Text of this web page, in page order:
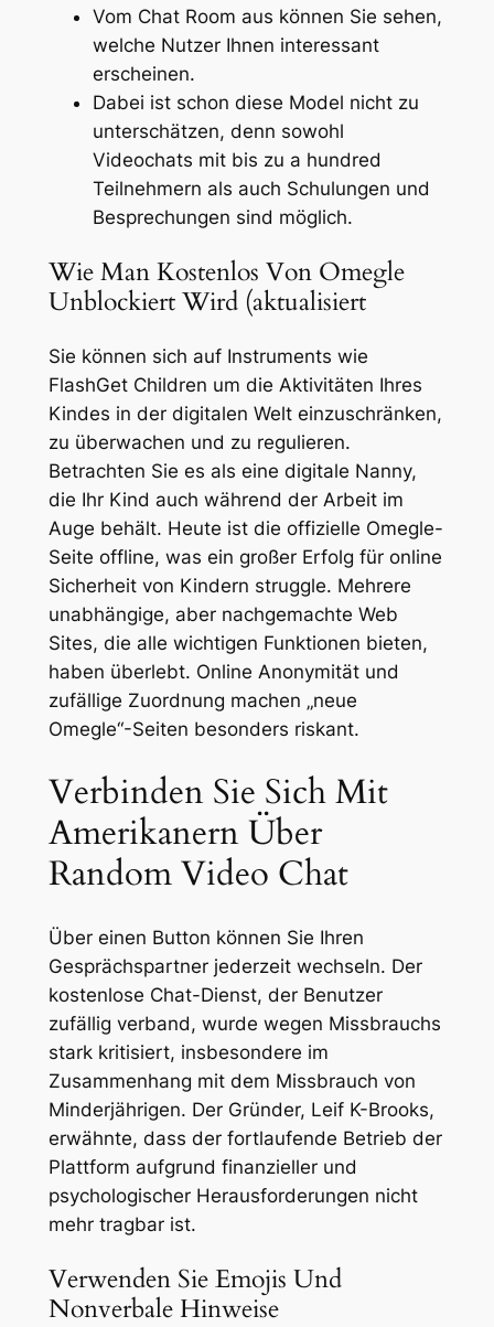
Vom Chat Room aus können Sie sehen,
welche Nutzer Ihnen interessant
erscheinen.
Dabei ist schon diese Model nicht zu
unterschätzen, denn sowohl
Videochats mit bis zu a hundred
Teilnehmern als auch Schulungen und
Besprechungen sind möglich.
Wie Man Kostenlos Von Omegle
Unblockiert Wird (aktualisiert
Sie können sich auf Instruments wie
FlashGet Children um die Aktivitäten Ihres
Kindes in der digitalen Welt einzuschränken,
zu überwachen und zu regulieren.
Betrachten Sie es als eine digitale Nanny,
die Ihr Kind auch während der Arbeit im
Auge behält. Heute ist die offizielle Omegle-
Seite offline, was ein großer Erfolg für online
Sicherheit von Kindern struggle. Mehrere
unabhängige, aber nachgemachte Web
Sites, die alle wichtigen Funktionen bieten,
haben überlebt. Online Anonymität und
zufällige Zuordnung machen „neue
Omegle“-Seiten besonders riskant.
Verbinden Sie Sich Mit
Amerikanern Über
Random Video Chat
Über einen Button können Sie Ihren
Gesprächspartner jederzeit wechseln. Der
kostenlose Chat-Dienst, der Benutzer
zufällig verband, wurde wegen Missbrauchs
stark kritisiert, insbesondere im
Zusammenhang mit dem Missbrauch von
Minderjährigen. Der Gründer, Leif K-Brooks,
erwähnte, dass der fortlaufende Betrieb der
Plattform aufgrund finanzieller und
psychologischer Herausforderungen nicht
mehr tragbar ist.
Verwenden Sie Emojis Und
Nonverbale Hinweise